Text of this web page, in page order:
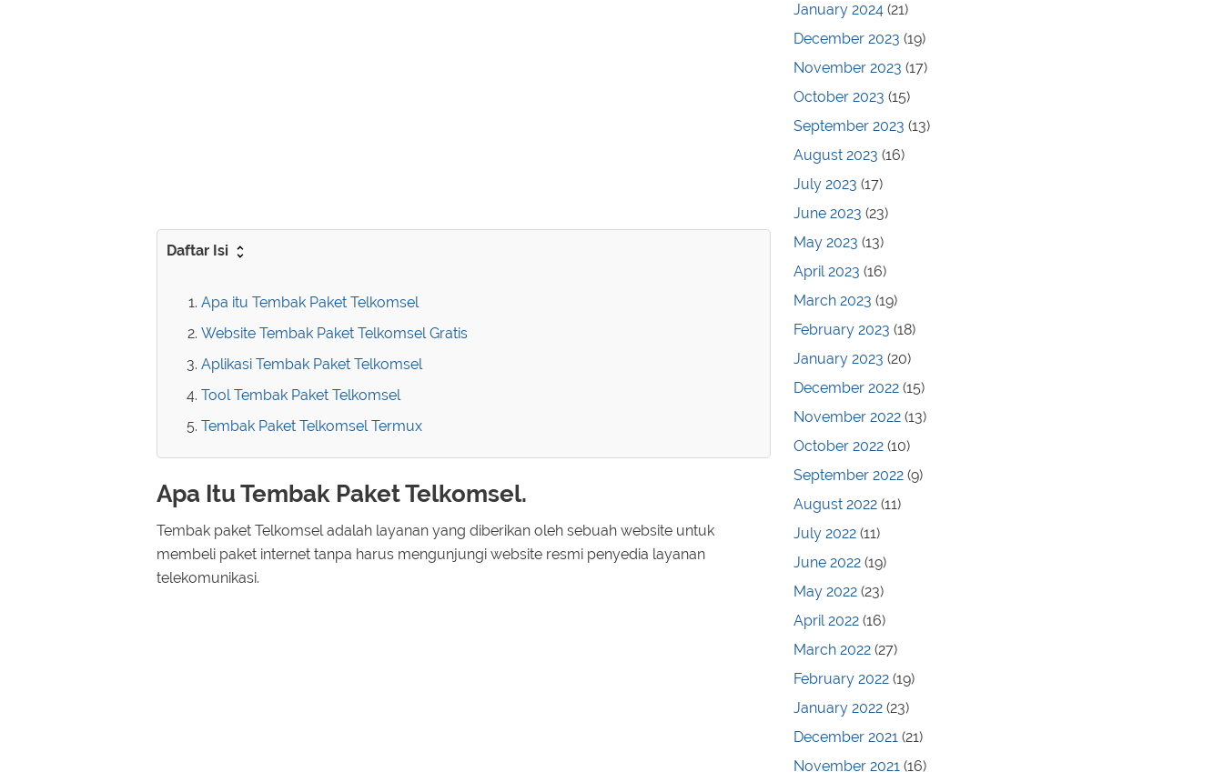
Daftar Isi
Apa itu Tembak Paket Telkomsel
Website Tembak Paket Telkomsel Gratis
Aplikasi Tembak Paket Telkomsel
Tool Tembak Paket Telkomsel
Tembak Paket Telkomsel Termux
Apa Itu Tembak Paket Telkomsel.
Tembak paket Telkomsel adalah layanan yang diberikan oleh sebuah website untuk
membeli paket internet tanpa harus mengunjungi website resmi penyedia layanan
telekomunikasi.
January 2024 (21)
December 2023 (19)
November 2023 (17)
October 2023 (15)
September 2023 (13)
August 2023 (16)
July 2023 (17)
June 2023 (23)
May 2023 (13)
April 2023 (16)
March 2023 (19)
February 2023 (18)
January 2023 (20)
December 2022 (15)
November 2022 (13)
October 2022 (10)
September 2022 (9)
August 2022 (11)
July 2022 (11)
June 2022 (19)
May 2022 (23)
April 2022 (16)
March 2022 (27)
February 2022 (19)
January 2022 (23)
December 2021 (21)
November 2021 (16)